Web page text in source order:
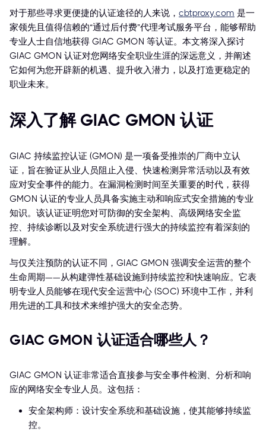
对于那些寻求更便捷的认证途径的人来说， cbtproxy.com 是一
家领先且值得信赖的“通过后付费”代理考试服务平台，能够帮助
专业人士自信地获得 GIAC GMON 等认证。本文将深入探讨
GIAC GMON 认证对您网络安全职业生涯的深远意义，并阐述
它如何为您开辟新的机遇、提升收入潜力，以及打造更稳定的
职业未来。
深入了解 GIAC GMON 认证
GIAC 持续监控认证 (GMON) 是一项备受推崇的厂商中立认
证，旨在验证从业人员阻止入侵、快速检测异常活动以及有效
应对安全事件的能力。在漏洞检测时间至关重要的时代，获得
GMON 认证的专业人员具备实施主动和响应式安全措施的专业
知识。该认证证明您对可防御的安全架构、高级网络安全监
控、持续诊断以及对安全系统进行强大的持续监控有着深刻的
理解。
与仅关注预防的认证不同，GIAC GMON 强调安全运营的整个
生命周期——从构建弹性基础设施到持续监控和快速响应。它表
明专业人员能够在现代安全运营中心 (SOC) 环境中工作，并利
用先进的工具和技术来维护强大的安全态势。
GIAC GMON 认证适合哪些人？
GIAC GMON 认证非常适合直接参与安全事件检测、分析和响
应的网络安全专业人员。这包括：
安全架构师：设计安全系统和基础设施，使其能够持续监
控。